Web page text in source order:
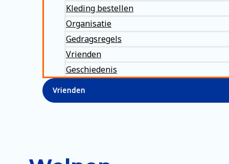
Kleding bestellen
Organisatie
Gedragsregels
Vrienden
Geschiedenis
Vrienden